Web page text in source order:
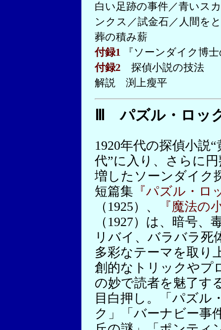
白い足跡の事件／青いス
ンクス／試金石／人間を
葬の積み薪
付録1 『ソーンダイク博
付録2 探偵小説の技法
解説 渕上瘦平
Ⅲ パズル・ロッ
1920年代の探偵小説“
代”に入り、さらに
増したソーンダイク
短篇集 『パズル・ロ
（1925）、
『魔法の
（1927）は、暗号、
リバイ、バラバラ死
多彩なテーマを取り
創的なトリックやプ
の妙で読者を魅了す
目白押し。「パズル
ク」「バーナビー事